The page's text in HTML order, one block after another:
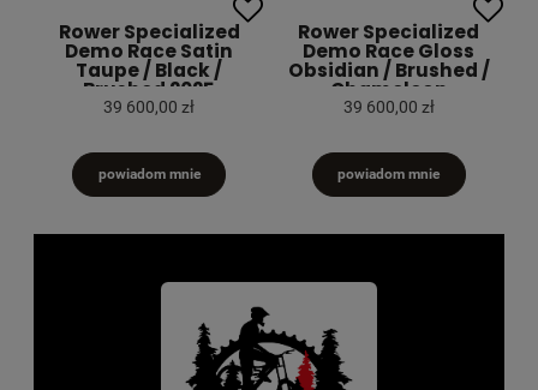
Rower Specialized
Demo Race Satin
Taupe / Black /
Brushed 2025
39 600,00 zł
powiadom mnie
Rower Specialized
Demo Race Gloss
Obsidian / Brushed /
Chameleon
Supernova 2025
39 600,00 zł
powiadom mnie